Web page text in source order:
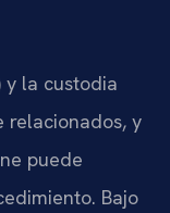
y la custodia
relacionados, y
puede
Bajo